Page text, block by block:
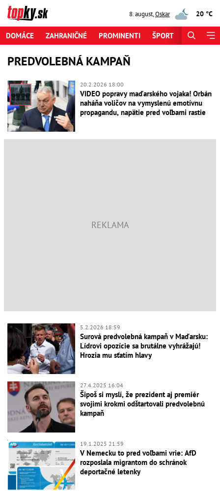
8. august,Oskar 20 °C
DOMÁCE ZAHRANIČNÉ PROMINENTI ŠPORT
PREDVOLEBNÁ KAMPAŇ
20.2.2026 18:00
VIDEO popravy maďarského vojaka! Orbán
naháňa voličov na vymyslenú emotívnu
propagandu, napätie pred voľbami rastie
5.2.2026 18:59
Surová predvolebná kampaň v Maďarsku:
Lídrovi opozície sa brutálne vyhrážajú!
Hrozia mu sťatím hlavy
27.4.2025 16:04
Šipoš si myslí, že prezident aj premiér
svojimi krokmi odštartovali predvolebnú
kampaň
19.1.2025 21:59
V Nemecku to pred voľbami vrie: AfD
rozposlala migrantom do schránok
deportačné letenky